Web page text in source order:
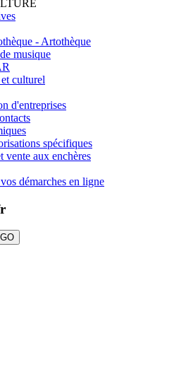
- Artothèque
musique
culturel
d'entreprises
spécifiques
vente aux enchères
démarches en ligne